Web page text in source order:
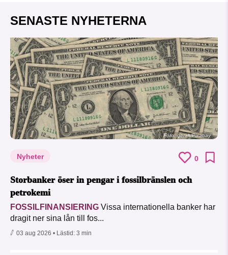
SENASTE NYHETERNA
Foto: geralt/Pixabay
Nyheter 0
Storbanker öser in pengar i fossilbränslen och
petrokemi
FOSSILFINANSIERING Vissa internationella banker har
dragit ner sina lån till fos...
03 aug 2026 • Lästid: 3 min